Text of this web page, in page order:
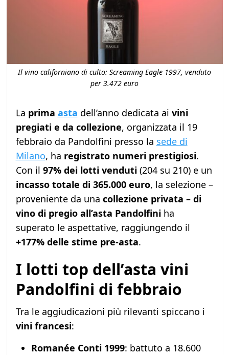
Il vino californiano di culto: Screaming Eagle 1997, venduto
per 3.472 euro
La prima asta dell’anno dedicata ai vini
pregiati e da collezione, organizzata il 19
febbraio da Pandolfini presso la sede di
Milano, ha registrato numeri prestigiosi.
Con il 97% dei lotti venduti(204 su 210) e un
incasso totale di 365.000 euro, la selezione –
proveniente da una collezione privata – di
vino di pregio all’asta Pandolfiniha
superato le aspettative, raggiungendo il
+177% delle stime pre-asta.
I lotti top dell’asta vini
Pandolfini di febbraio
Tra le aggiudicazioni più rilevanti spiccano i
vini francesi:
Romanée Conti 1999: battuto a 18.600